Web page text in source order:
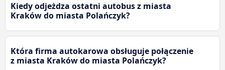
Kiedy odjeżdza ostatni autobus z miasta
Kraków do miasta Polańczyk?
Która firma autokarowa obsługuje połączenie
z miasta Kraków do miasta Polańczyk?